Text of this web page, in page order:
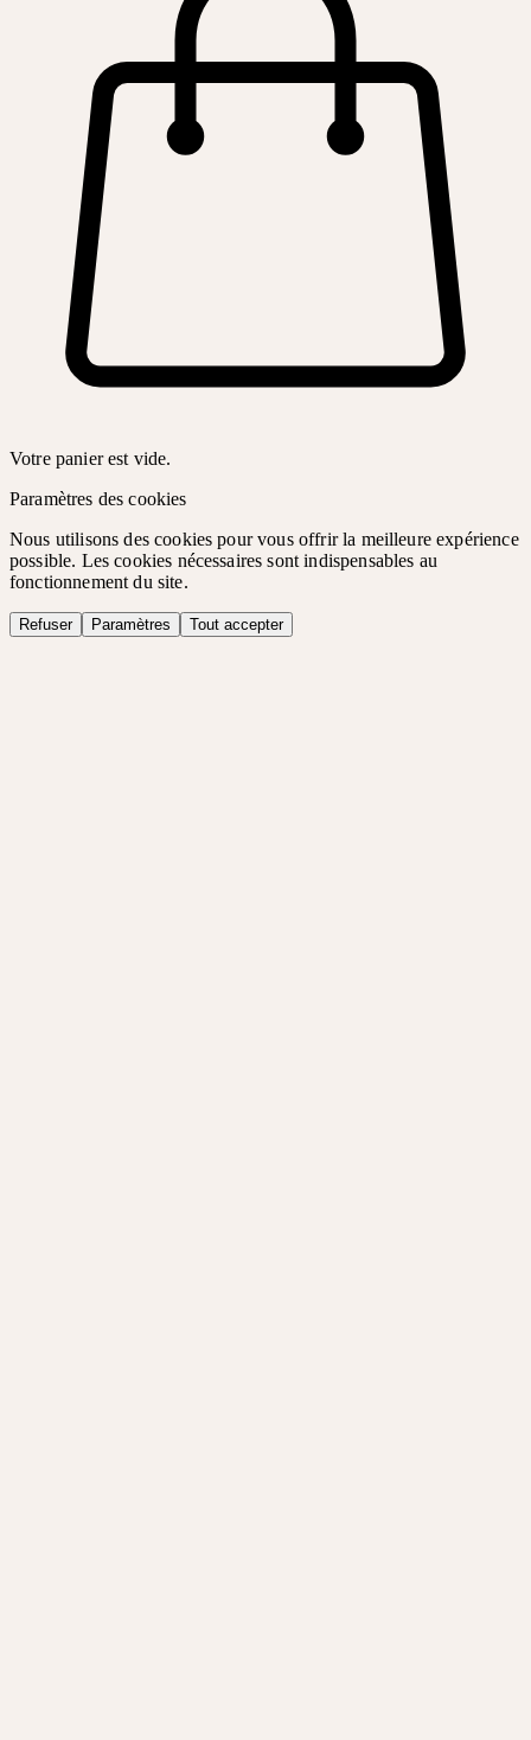
Votre panier est vide.
Paramètres des cookies
Nous utilisons des cookies pour vous offrir la meilleure expérience
possible. Les cookies nécessaires sont indispensables au
fonctionnement du site.
Refuser Paramètres Tout accepter